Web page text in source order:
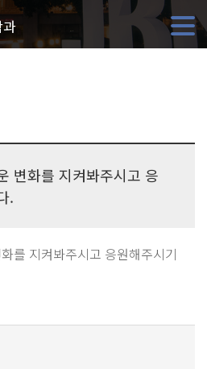
변화를 지켜봐주시고 응
.
를 지켜봐주시고 응원해주시기